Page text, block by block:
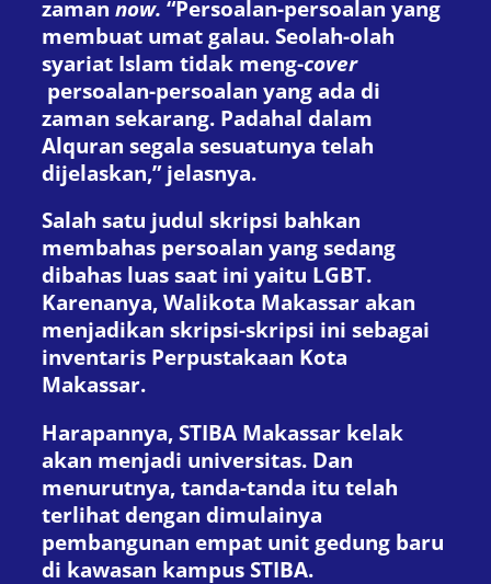
zaman now. “Persoalan-persoalan yang
membuat umat galau. Seolah-olah
syariat Islam tidak meng-cover
persoalan-persoalan yang ada di
zaman sekarang. Padahal dalam
Alquran segala sesuatunya telah
dijelaskan,” jelasnya.
Salah satu judul skripsi bahkan
membahas persoalan yang sedang
dibahas luas saat ini yaitu LGBT.
Karenanya, Walikota Makassar akan
menjadikan skripsi-skripsi ini sebagai
inventaris Perpustakaan Kota
Makassar.
Harapannya, STIBA Makassar kelak
akan menjadi universitas. Dan
menurutnya, tanda-tanda itu telah
terlihat dengan dimulainya
pembangunan empat unit gedung baru
di kawasan kampus STIBA.